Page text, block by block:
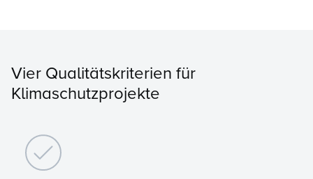
Vier Qualitätskriterien für
Klimaschutzprojekte